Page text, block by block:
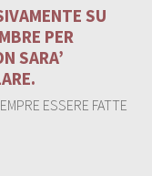
SU
PER
SARA’
ESSERE FATTE